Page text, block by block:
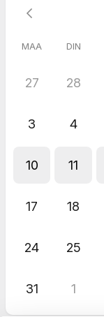
MAA DIN
27 28
3 4
10 11
17 18
24 25
31 1